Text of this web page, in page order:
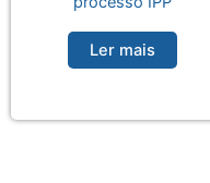
Ler mais